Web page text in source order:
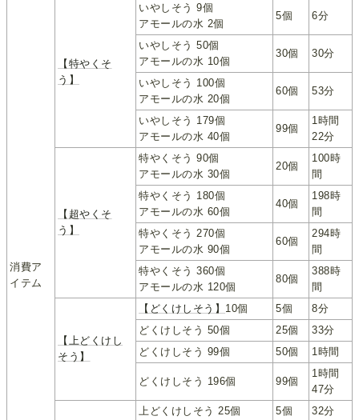
消費ア
イテム
【特やくそ
う】
いやしそう 9個
アモールの水 2個
5個 6分
いやしそう 50個
アモールの水 10個
30個 30分
いやしそう 100個
アモールの水 20個
60個 53分
いやしそう 179個
アモールの水 40個
99個
1時間
22分
【超やくそ
う】
特やくそう 90個
アモールの水 30個
20個
100時
間
特やくそう 180個
アモールの水 60個
40個
198時
間
特やくそう 270個
アモールの水 90個
60個
294時
間
特やくそう 360個
アモールの水 120個
80個
388時
間
【上どくけし
そう】
【どくけしそう】 10個 5個
8分
どくけしそう 50個
25個
33分
どくけしそう 99個
50個 1時間
どくけしそう 196個 99個
1時間
47分
上どくけしそう 25個 5個
32分